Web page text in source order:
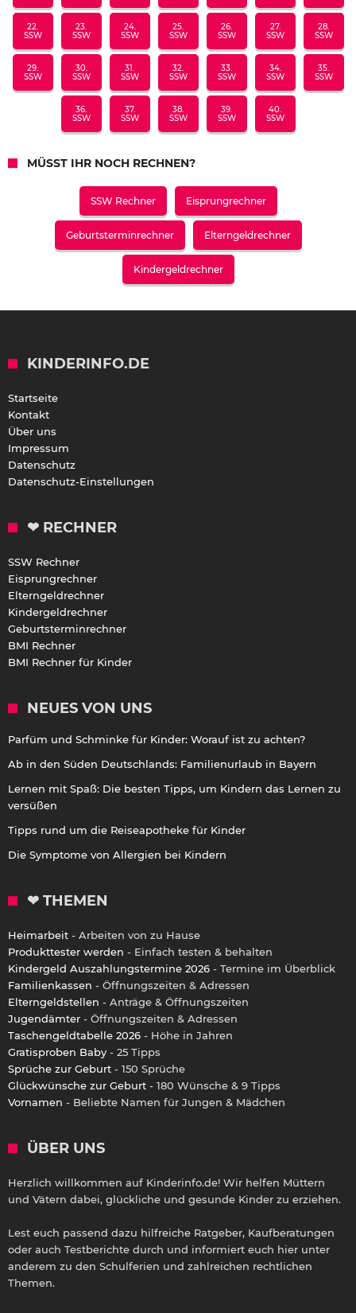
22.
SSW
23.
SSW
24.
SSW
25.
SSW
26.
SSW
27.
SSW
28.
SSW
29.
SSW
30.
SSW
31.
SSW
32.
SSW
33.
SSW
34.
SSW
35.
SSW
36.
SSW
37.
SSW
38.
SSW
39.
SSW
40.
SSW
MÜSST IHR NOCH RECHNEN?
SSW Rechner Eisprungrechner
Geburtsterminrechner Elterngeldrechner
Kindergeldrechner
KINDERINFO.DE
Startseite
Kontakt
Über uns
Impressum
Datenschutz
Datenschutz-Einstellungen
❤ RECHNER
SSW Rechner
Eisprungrechner
Elterngeldrechner
Kindergeldrechner
Geburtsterminrechner
BMI Rechner
BMI Rechner für Kinder
NEUES VON UNS
Parfüm und Schminke für Kinder: Worauf ist zu achten?
Ab in den Süden Deutschlands: Familienurlaub in Bayern
Lernen mit Spaß: Die besten Tipps, um Kindern das Lernen zu
versüßen
Tipps rund um die Reiseapotheke für Kinder
Die Symptome von Allergien bei Kindern
❤ THEMEN
Heimarbeit - Arbeiten von zu Hause
Produkttester werden - Einfach testen & behalten
Kindergeld Auszahlungstermine 2026 - Termine im Überblick
Familienkassen - Öffnungszeiten & Adressen
Elterngeldstellen - Anträge & Öffnungszeiten
Jugendämter - Öffnungszeiten & Adressen
Taschengeldtabelle 2026 - Höhe in Jahren
Gratisproben Baby - 25 Tipps
Sprüche zur Geburt - 150 Sprüche
Glückwünsche zur Geburt - 180 Wünsche & 9 Tipps
Vornamen - Beliebte Namen für Jungen & Mädchen
ÜBER UNS
Herzlich willkommen auf Kinderinfo.de! Wir helfen Müttern
und Vätern dabei, glückliche und gesunde Kinder zu erziehen.
Lest euch passend dazu hilfreiche Ratgeber, Kaufberatungen
oder auch Testberichte durch und informiert euch hier unter
anderem zu den Schulferien und zahlreichen rechtlichen
Themen.